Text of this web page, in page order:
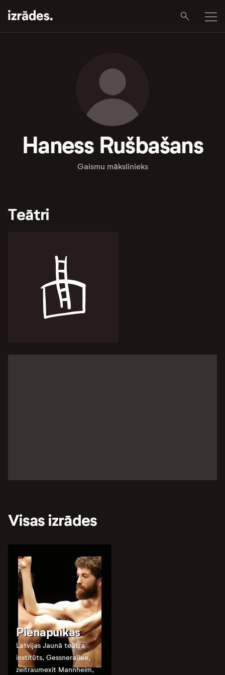
Haness Rušbašans
Gaismu mākslinieks
Teātri
Visas izrādes
Pienapuikas
Latvijas Jaunā teātra
institūts, Gessnerallee,
zeitraumexit Mannheim,